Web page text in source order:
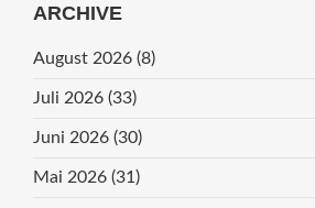
ARCHIVE
August 2026 (8)
Juli 2026 (33)
Juni 2026 (30)
Mai 2026 (31)